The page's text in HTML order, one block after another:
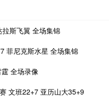
斯飞翼 全场集锦
菲尼克斯水星 全场集锦
全场录像
文班22+7 亚历山大35+9